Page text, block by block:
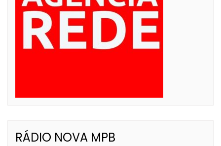
RÁDIO NOVA MPB